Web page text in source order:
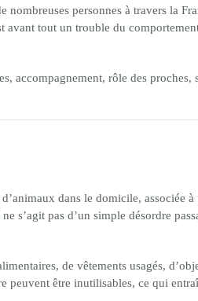
personnes à travers la
tout un trouble du
rôle des proches,
dans le domicile, associée
s’agit pas d’un simple désordre
de vêtements usagés,
être inutilisables, ce qui